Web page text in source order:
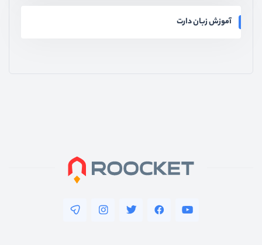
آموزش زبان دارت